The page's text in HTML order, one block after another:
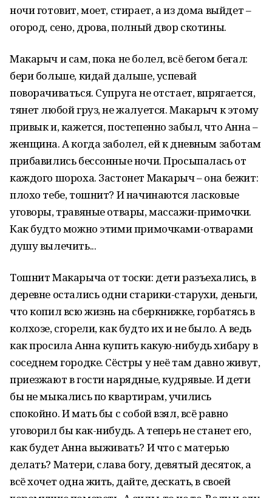
ночи готовит, моет, стирает, а из дома выйдет –
огород, сено, дрова, полный двор скотины.
Макарыч и сам, пока не болел, всё бегом бегал:
бери больше, кидай дальше, успевай
поворачиваться. Супруга не отстает, впрягается,
тянет любой груз, не жалуется. Макарыч к этому
привык и, кажется, постепенно забыл, что Анна –
женщина. А когда заболел, ей к дневным заботам
прибавились бессонные ночи. Просыпалась от
каждого шороха. Застонет Макарыч – она бежит:
плохо тебе, тошнит? И начинаются ласковые
уговоры, травяные отвары, массажи-примочки.
Как будто можно этими примочками-отварами
душу вылечить...
Тошнит Макарыча от тоски: дети разъехались, в
деревне остались одни старики-старухи, деньги,
что копил всю жизнь на сберкнижке, горбатясь в
колхозе, сгорели, как будто их и не было. А ведь
как просила Анна купить какую-нибудь хибару в
соседнем городке. Сёстры у неё там давно живут,
приезжают в гости нарядные, кудрявые. И дети
бы не мыкались по квартирам, учились
спокойно. И мать бы с собой взял, всё равно
уговорил бы как-нибудь. А теперь не станет его,
как будет Анна выживать? И что с матерью
делать? Матери, слава богу, девятый десяток, а
всё хочет одна жить, дайте, дескать, в своей